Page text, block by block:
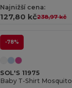
Najnižší cena:
127,80 kč238,97 kč
-78%
SOL'S 11975
Baby T-Shirt Mosquito